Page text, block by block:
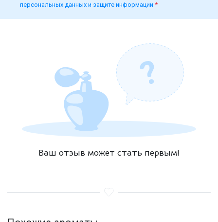
персональных данных и защите информации *
Ваш отзыв может стать первым!